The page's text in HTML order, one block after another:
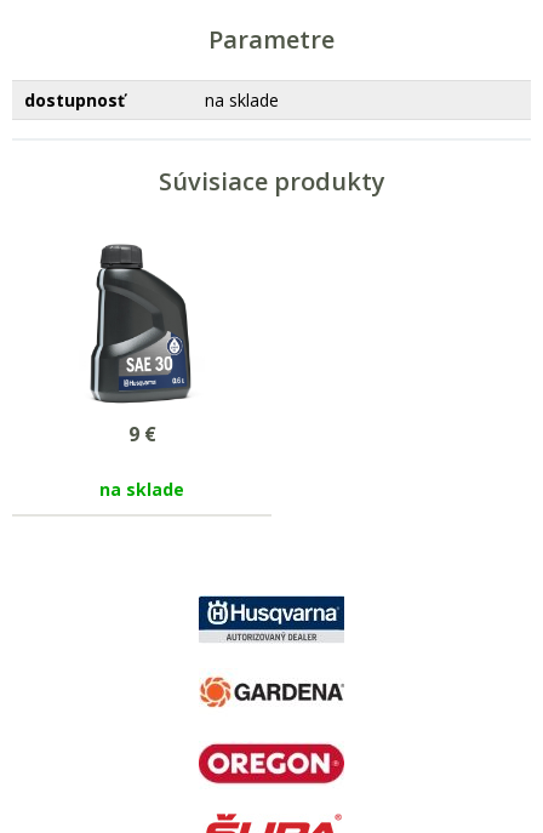
Parametre
dostupnosť na sklade
Súvisiace produkty
9 €
na sklade